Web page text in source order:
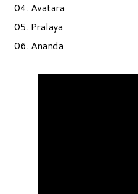
04. Avatara
05. Pralaya
06. Ananda